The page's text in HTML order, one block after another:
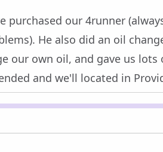
purchased our 4runner
He also did an oil
our own oil, and gave us lots
and we'll located in